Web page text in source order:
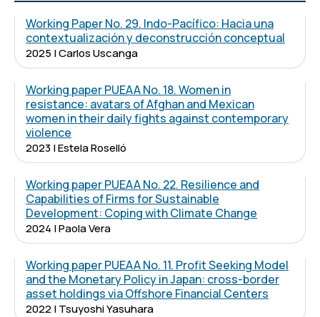
Working Paper No. 29. Indo-Pacífico: Hacia una
contextualización y deconstrucción conceptual
2025 | Carlos Uscanga
Working paper PUEAA No. 18. Women in
resistance: avatars of Afghan and Mexican
women in their daily fights against contemporary
violence
2023 | Estela Roselló
Working paper PUEAA No. 22. Resilience and
Capabilities of Firms for Sustainable
Development: Coping with Climate Change
2024 | Paola Vera
Working paper PUEAA No. 11. Profit Seeking Model
and the Monetary Policy in Japan: cross-border
asset holdings via Offshore Financial Centers
2022 | Tsuyoshi Yasuhara